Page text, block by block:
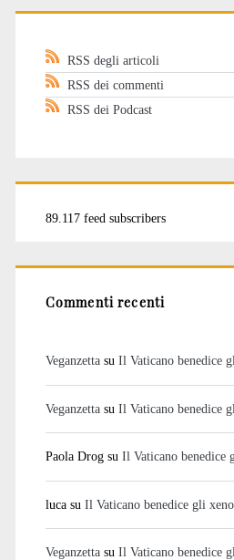
RSS degli articoli
RSS dei commenti
RSS dei Podcast
89.117 feed subscribers
Commenti recenti
Veganzettasu Il Vaticano benedice
Veganzettasu Il Vaticano benedice
Paola Drogsu Il Vaticano benedice
lucasu Il Vaticano benedice gli
Veganzettasu Il Vaticano benedice